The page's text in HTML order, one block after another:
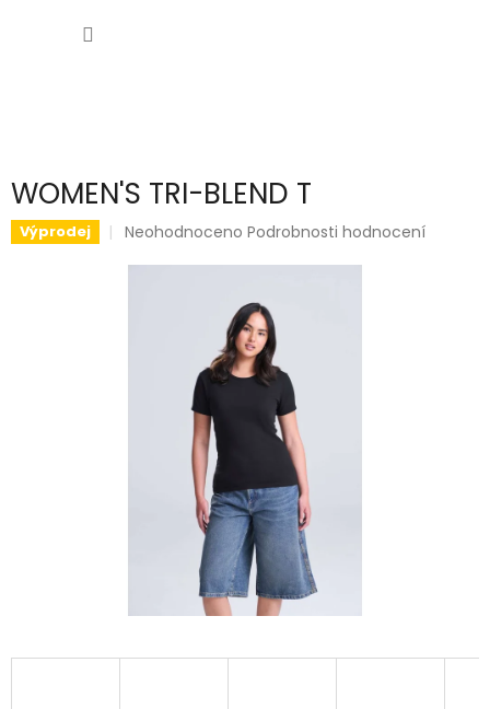
WOMEN'S TRI-BLEND T
Výprodej
Průměrné
produktu
hvězdiček.
Neohodnoceno Podrobnosti hodnocení